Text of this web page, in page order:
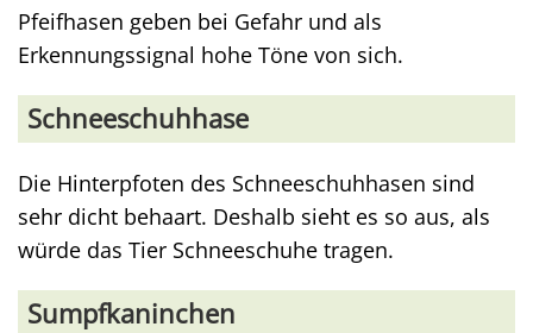
Pfeifhasen geben bei Gefahr und als
Erkennungssignal hohe Töne von sich.
Schneeschuhhase
Die Hinterpfoten des Schneeschuhhasen sind
sehr dicht behaart. Deshalb sieht es so aus, als
würde das Tier Schneeschuhe tragen.
Sumpfkaninchen